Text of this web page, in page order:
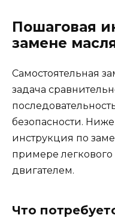
Пошаговая
замене
Самостоятельная
задача
безопасности.
инструкция по
примере
двигателем.
Что